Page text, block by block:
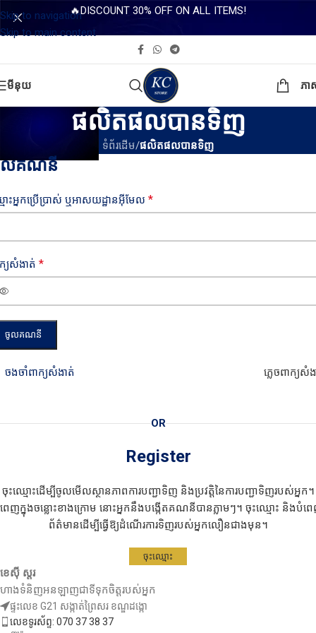
Skip to navigation
Skip to main content
🔥DISCOUNT 30% OFF ON ALL ITEMS!
មីនុយ ភា
ផលិតផលបានទិញ
ទំព័រដើម/ផលិតផលបានទិញ
គណនី
ះអ្នកប្រើប្រាស់ ឬអាសយដ្ឋានអ៊ីមែល *
យសំងាត់ *
ចូលគណនី
ភ្លេចពាក្យសំ
ចងចាំពាក្យសំងាត់
OR
Register
ចុះឈ្មោះដើម្បីចូលមើលស្ថានភាពការបញ្ជាទិញ និងប្រវត្តិនៃការបញ្ជាទិញរបស់អ្នក។
េញក្នុងចន្លោះខាងក្រោម នោះអ្នកនឹងបង្កើតគណនីបានភ្លាមៗ។ ចុះឈ្មោះ និងបំព
ព័ត៌មានដើម្បីធ្វើឱ្យដំណើរការទិញរបស់អ្នកលឿនជាងមុន។
ចុះឈ្មោះ
ខេស៊ី ស្តរ
ហាងទំនិញអនឡាញជាទីទុកចិត្តរបស់អ្នក
ផ្ទះលេខ G21 សង្កាត់ព្រៃសរ ខណ្ឌដង្កោ
លេខទូរស័ព្ទ: 070 37 38 37